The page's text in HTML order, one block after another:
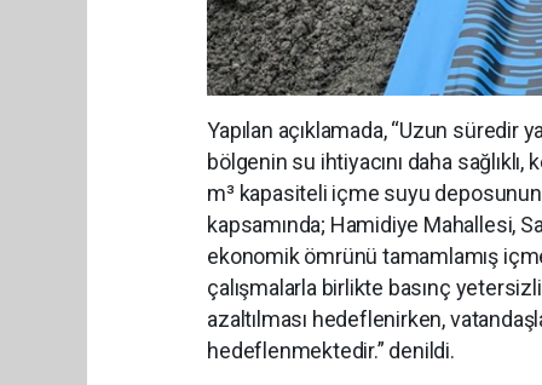
Yapılan açıklamada, “Uzun
bölgenin su ihtiyacını daha
m³ kapasiteli içme suyu deposunun
kapsamında; Hamidiye Mahallesi,
ekonomik ömrünü tamamlamış
çalışmalarla birlikte basınç
azaltılması hedeflenirken,
hedeflenmektedir.” denildi.